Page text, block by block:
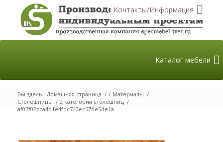
Контакты/Информация
Каталог мебели
Вы здесь: Домашняя страница / / Материалы /
Столешницы / 2 категория столешниц /
af07f02cca4d1e4fbc740ec57de5de1a